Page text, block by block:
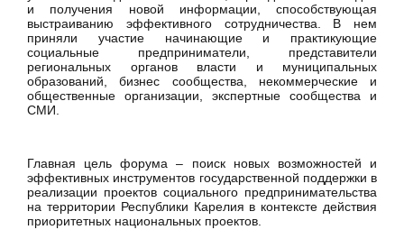
и получения новой информации, способствующая
выстраиванию эффективного сотрудничества. В нем
приняли участие начинающие и практикующие
социальные предприниматели, представители
региональных органов власти и муниципальных
образований, бизнес сообщества, некоммерческие и
общественные организации, экспертные сообщества и
СМИ.
Главная цель форума – поиск новых возможностей и
эффективных инструментов государственной поддержки в
реализации проектов социального предпринимательства
на территории Республики Карелия в контексте действия
приоритетных национальных проектов.